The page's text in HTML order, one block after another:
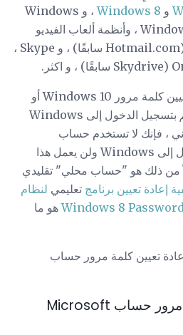
و Windows 8
، و Windows
Store ، وأجهزة Windows Phone ، وأنظمة ألعاب الفيديو
Xbox ، و Outlook.com (Hotmail.com سابقًا) ، و Skype ،
إذا كنت تحاول إعادة تعيين كلمة مرور Windows 10 أو
بتسجيل الدخول إلى Windows
، فإنك لا تستخدم حساب
Microsoft لتسجيل الدخول إلى Windows ولن يعمل هذا
من ذلك هو "حساب محلي" تقليدي
إعادة تعيين برنامج تعليمي لنظام
هو ما
تعيين كلمة مرور حساب
كيفية إعادة تعيين كلمة مرور حساب Microsoft